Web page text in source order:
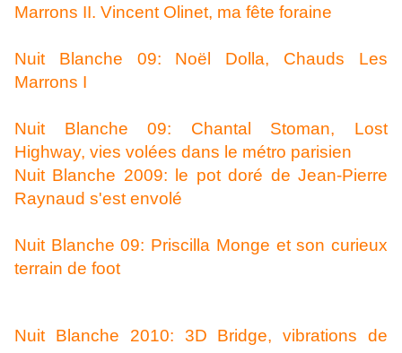
Marrons II. Vincent Olinet, ma fête foraine
Nuit Blanche 09: Noël Dolla, Chauds Les
Marrons I
Nuit Blanche 09: Chantal Stoman, Lost
Highway, vies volées dans le métro parisien
Nuit Blanche 2009: le pot doré de Jean-Pierre
Raynaud s'est envolé
Nuit Blanche 09: Priscilla Monge et son curieux
terrain de foot
Nuit Blanche 2010: 3D Bridge, vibrations de